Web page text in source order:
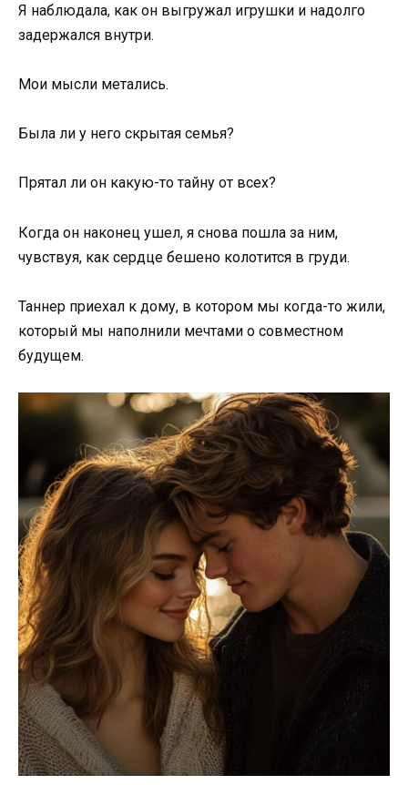
Я наблюдала, как он выгружал игрушки и надолго
задержался внутри.
Мои мысли метались.
Была ли у него скрытая семья?
Прятал ли он какую-то тайну от всех?
Когда он наконец ушел, я снова пошла за ним,
чувствуя, как сердце бешено колотится в груди.
Таннер приехал к дому, в котором мы когда-то жили,
который мы наполнили мечтами о совместном
будущем.